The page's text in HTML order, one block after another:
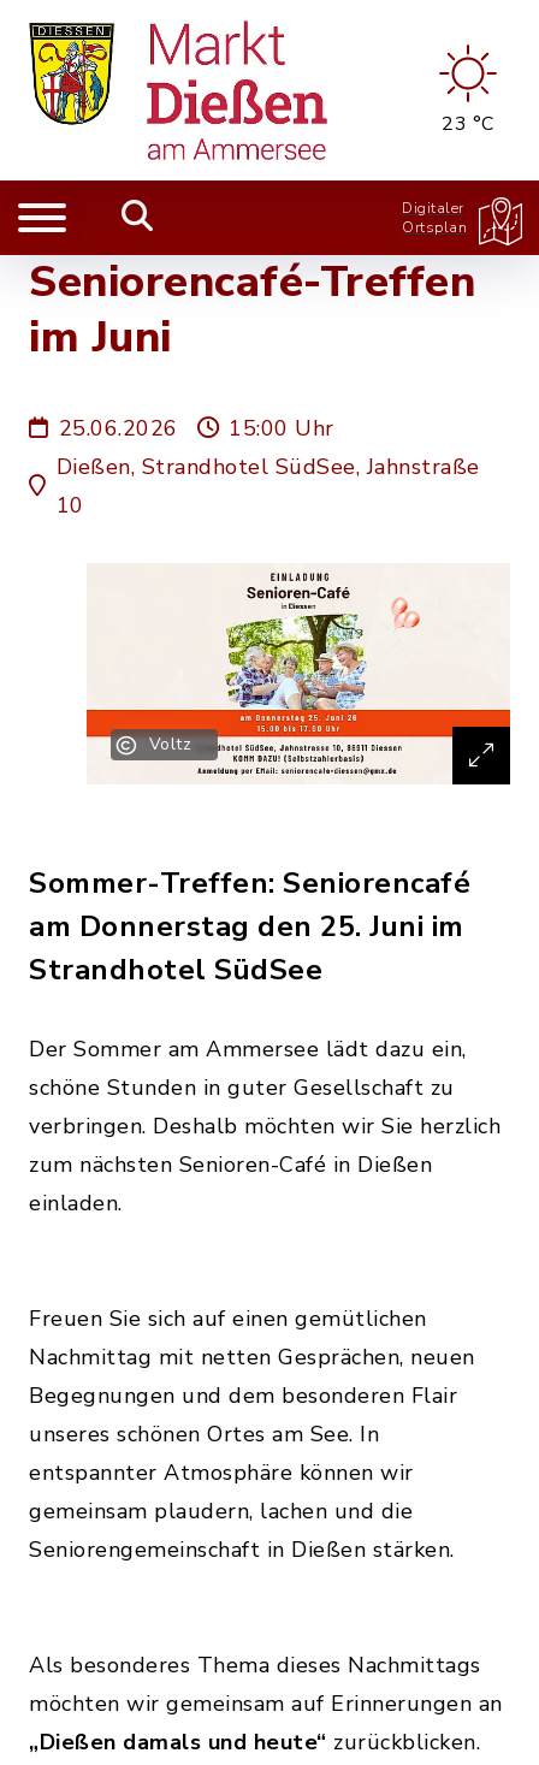
23 °C
Digitaler
Ortsplan
Seniorencafé-Treffen
im Juni
25.06.2026
15:00 Uhr
Dießen, Strandhotel SüdSee, Jahnstraße
10
Voltz
Sommer-Treffen: Seniorencafé
am Donnerstag den 25. Juni im
Strandhotel SüdSee
Der Sommer am Ammersee lädt dazu ein,
schöne Stunden in guter Gesellschaft zu
verbringen. Deshalb möchten wir Sie herzlich
zum nächsten Senioren-Café in Dießen
einladen.
Freuen Sie sich auf einen gemütlichen
Nachmittag mit netten Gesprächen, neuen
Begegnungen und dem besonderen Flair
unseres schönen Ortes am See. In
entspannter Atmosphäre können wir
gemeinsam plaudern, lachen und die
Seniorengemeinschaft in Dießen stärken.
Als besonderes Thema dieses Nachmittags
möchten wir gemeinsam auf Erinnerungen an
„Dießen damals und heute“ zurückblicken.